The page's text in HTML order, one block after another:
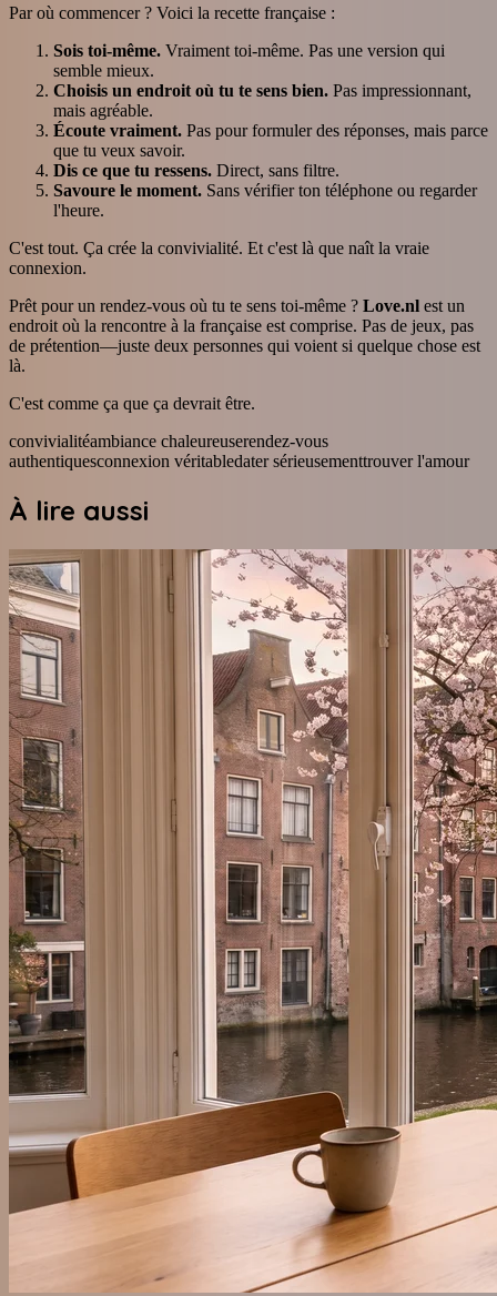
Par où commencer ? Voici la recette française :
Sois toi-même. Vraiment toi-même. Pas une version qui
semble mieux.
Choisis un endroit où tu te sens bien. Pas impressionnant,
mais agréable.
Écoute vraiment. Pas pour formuler des réponses, mais parce
que tu veux savoir.
Dis ce que tu ressens. Direct, sans filtre.
Savoure le moment. Sans vérifier ton téléphone ou regarder
l'heure.
C'est tout. Ça crée la convivialité. Et c'est là que naît la vraie
connexion.
Prêt pour un rendez-vous où tu te sens toi-même ? Love.nl est un
endroit où la rencontre à la française est comprise. Pas de jeux, pas
de prétention—juste deux personnes qui voient si quelque chose est
là.
C'est comme ça que ça devrait être.
convivialitéambiance chaleureuserendez-vous
authentiquesconnexion véritabledater sérieusementtrouver l'amour
À lire aussi